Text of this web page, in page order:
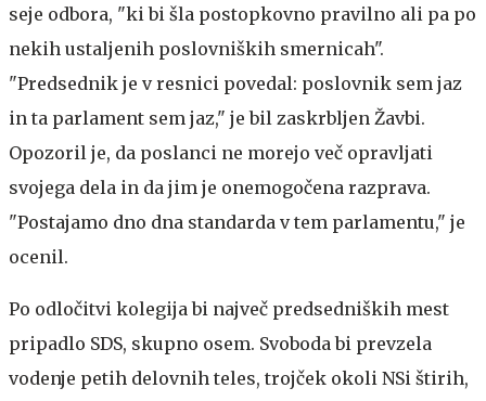
seje odbora, "ki bi šla postopkovno pravilno ali pa po
nekih ustaljenih poslovniških smernicah".
"Predsednik je v resnici povedal: poslovnik sem jaz
in ta parlament sem jaz," je bil zaskrbljen Žavbi.
Opozoril je, da poslanci ne morejo več opravljati
svojega dela in da jim je onemogočena razprava.
"Postajamo dno dna standarda v tem parlamentu," je
ocenil.
Po odločitvi kolegija bi največ predsedniških mest
pripadlo SDS, skupno osem. Svoboda bi prevzela
vodenje petih delovnih teles, trojček okoli NSi štirih,